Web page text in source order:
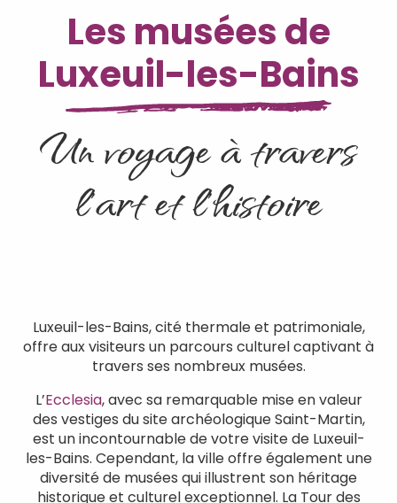
Les musées de
Luxeuil-les-Bains
Un voyage à travers
l’art et l’histoire
Luxeuil-les-Bains, cité thermale et patrimoniale,
offre aux visiteurs un parcours culturel captivant à
travers ses nombreux musées.
L’Ecclesia, avec sa remarquable mise en valeur
des vestiges du site archéologique Saint-Martin,
est un incontournable de votre visite de Luxeuil-
les-Bains. Cependant, la ville offre également une
diversité de musées qui illustrent son héritage
historique et culturel exceptionnel. La Tour des